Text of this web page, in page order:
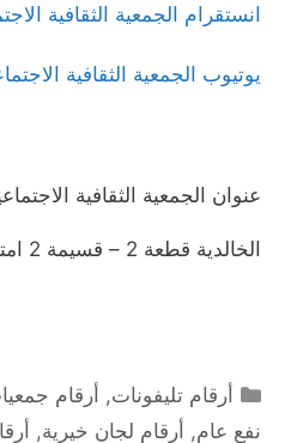
انستقرام الجمعية الثقافية
يوتيوب الجمعية الثقافية
عنوان الجمعية الثقافية
الخالدية قطعة 2 – قسيمة 2 امتداد شارع الفردوس.
التصنيفات
أرقام تليفونات, أرقام
نفع عام, أرقام لجان خيرية,